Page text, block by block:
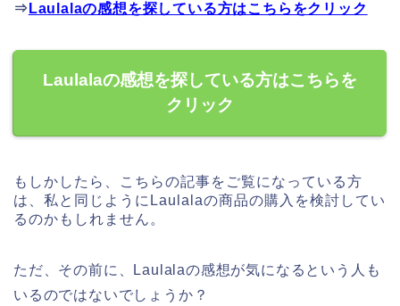
⇒ Laulalaの感想を探している方はこちらをクリック
Laulalaの感想を探している方はこちらを
クリック
もしかしたら、こちらの記事をご覧になっている方
は、私と同じようにLaulalaの商品の購入を検討してい
るのかもしれません。
ただ、その前に、Laulalaの感想が気になるという人も
いるのではないでしょうか？